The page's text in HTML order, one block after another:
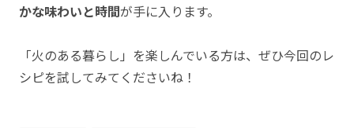
かな味わいと時間が手に入ります。
「火のある暮らし」を楽しんでいる方は、ぜひ今回のレ
シピを試してみてくださいね！